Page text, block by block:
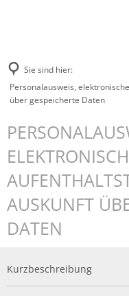
Sie sind hier:
Personalausweis,
über gespeicherte Daten
AUSKUNFT
DATEN
Kurzbeschreibung